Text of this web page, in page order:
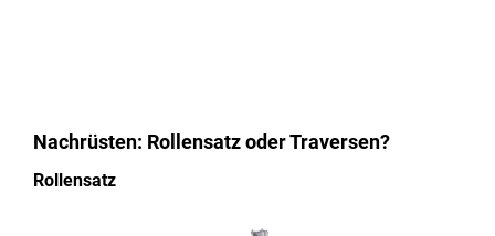
Nachrüsten: Rollensatz oder Traversen?
Rollensatz